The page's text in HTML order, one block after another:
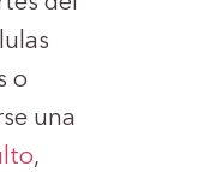
o
una
,